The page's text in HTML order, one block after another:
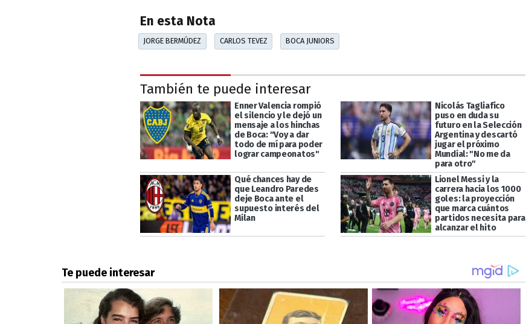
En esta Nota
JORGE BERMÚDEZ CARLOS TEVEZ BOCA JUNIORS
También te puede interesar
Enner Valencia rompió
el silencio y le dejó un
mensaje a los hinchas
de Boca: "Voy a dar
todo de mí para poder
lograr campeonatos"
Nicolás Tagliafico
puso en duda su
futuro en la Selección
Argentina y descartó
jugar el próximo
Mundial: "No me da
para otro"
Qué chances hay de
que Leandro Paredes
deje Boca ante el
supuesto interés del
Milan
Lionel Messi y la
carrera hacia los 1000
goles: la proyección
que marca cuántos
partidos necesita para
alcanzar el hito